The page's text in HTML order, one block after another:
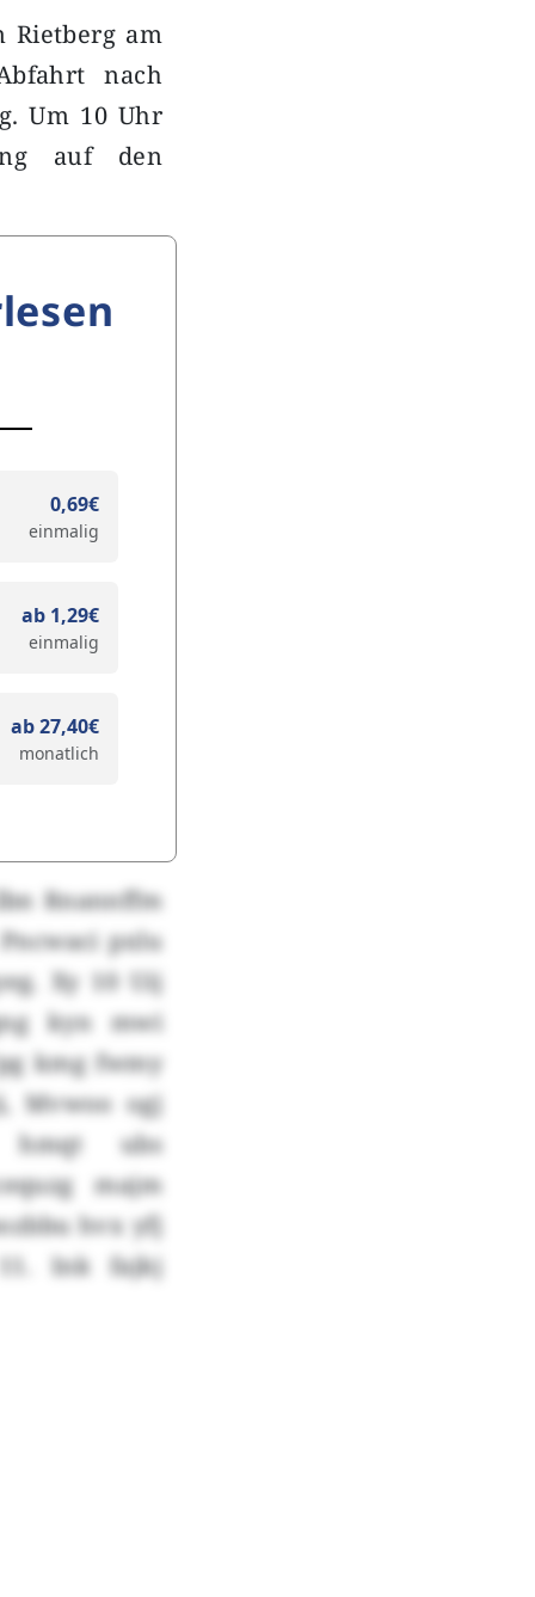
Rietberg am
nach
Um 10 Uhr
auf den
0,69€
einmalig
ab 1,29€
einmalig
ab 27,40€
monatlich
Rnannffm
pxlu
Xy 10 Uij
kyn mwi
kmg fwmy
Mvwoo ogj
hmqt ubs
majm
hvx yfj
Ink fajkj